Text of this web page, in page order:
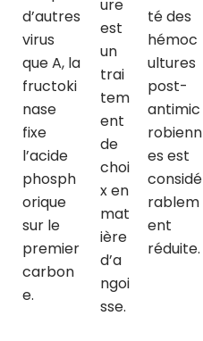
d’autres
virus
que A, la
fructoki
nase
fixe
l’acide
phosph
orique
sur le
premier
carbon
e.
ure
est
un
trai
tem
ent
de
choi
x en
mat
ière
d’a
ngoi
sse.
té des
hémoc
ultures
post-
antimic
robienn
es est
considé
rablem
ent
réduite.